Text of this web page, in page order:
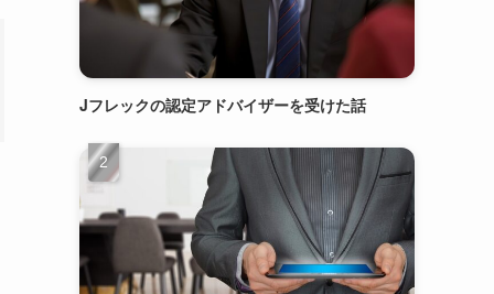
Jフレックの認定アドバイザーを受けた話